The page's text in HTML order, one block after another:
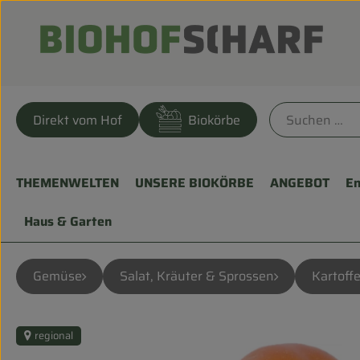
Direkt vom Hof Biokörbe
THEMENWELTEN UNSERE BIOKÖRBE ANGEBOT
Haus & Garten
Gemüse Salat, Kräuter & Sprossen
regional